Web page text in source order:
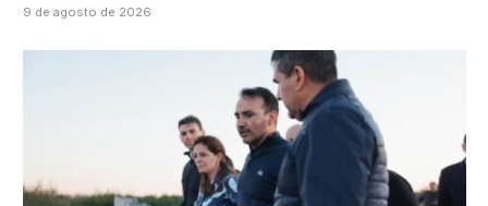
9 de agosto de 2026